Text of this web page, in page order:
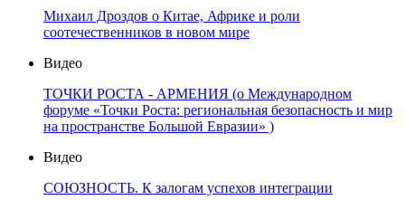
Михаил Дроздов о Китае, Африке и роли
соотечественников в новом мире
Видео
ТОЧКИ РОСТА - АРМЕНИЯ (о Международном
форуме «Точки Роста: региональная безопасность и мир
на пространстве Большой Евразии» )
Видео
СОЮЗНОСТЬ. К залогам успехов интеграции